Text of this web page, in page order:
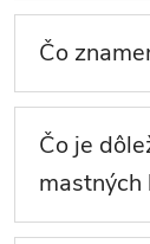
Čo
Čo je
mastných